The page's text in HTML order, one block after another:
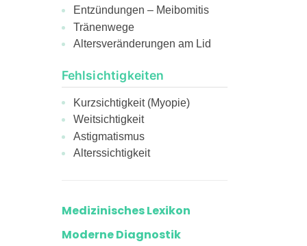
Entzündungen – Meibomitis
Tränenwege
Altersveränderungen am Lid
Fehlsichtigkeiten
Kurzsichtigkeit (Myopie)
Weitsichtigkeit
Astigmatismus
Alterssichtigkeit
Medizinisches Lexikon
Moderne Diagnostik